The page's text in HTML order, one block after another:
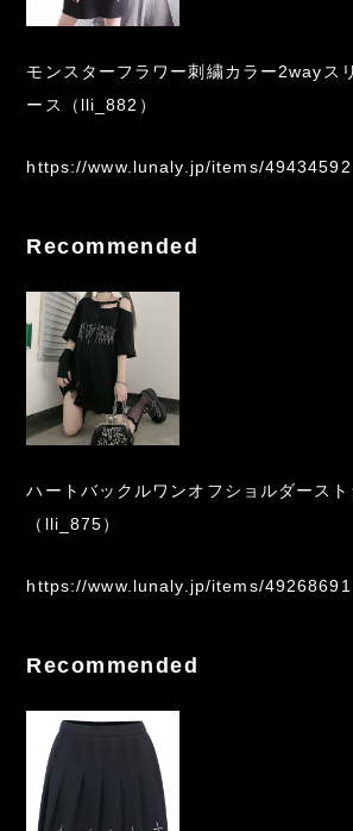
モンスターフラワー刺繍カラー2wayス
ース（lli_882）
https://www.lunaly.jp/items/49434592
Recommended
ハートバックルワンオフショルダース
（lli_875）
https://www.lunaly.jp/items/49268691
Recommended